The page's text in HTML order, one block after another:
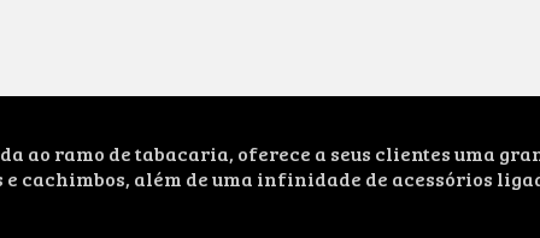
ao ramo de tabacaria, oferece a seus clientes uma
cachimbos, além de uma infinidade de acessórios